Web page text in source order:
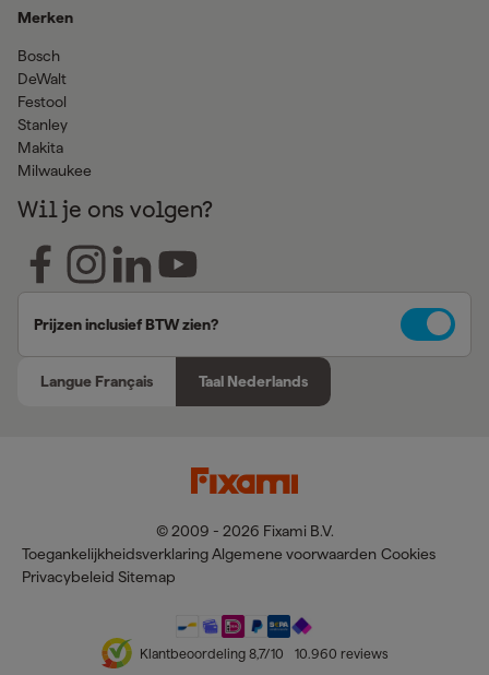
Merken
Bosch
DeWalt
Festool
Stanley
Makita
Milwaukee
Wil je ons volgen?
Prijzen inclusief BTW zien?
Langue Français Taal Nederlands
© 2009 - 2026 Fixami B.V.
Toegankelijkheidsverklaring Algemene voorwaarden Cookies
Privacybeleid Sitemap
Klantbeoordeling 8,7/10 10.960 reviews